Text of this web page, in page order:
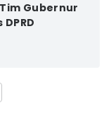
Gubernur